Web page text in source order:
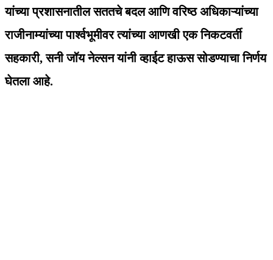
यांच्या प्रशासनातील सततचे बदल आणि वरिष्ठ अधिकाऱ्यांच्या
राजीनाम्यांच्या पार्श्वभूमीवर त्यांच्या आणखी एक निकटवर्ती
सहकारी, सनी जॉय नेल्सन यांनी व्हाईट हाऊस सोडण्याचा निर्णय
घेतला आहे.